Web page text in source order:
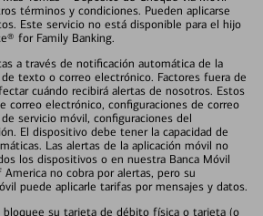
términos y condiciones. Pueden aplicarse
Este servicio no está disponible para el hijo
for Family Banking.
a través de notificación automática de la
texto o correo electrónico. Factores fuera de
cuándo recibirá alertas de nosotros. Estos
correo electrónico, configuraciones de correo
servicio móvil, configuraciones del
El dispositivo debe tener la capacidad de
Las alertas de la aplicación móvil no
los dispositivos o en nuestra Banca Móvil
America no cobra por alertas, pero su
puede aplicarle tarifas por mensajes y datos.
bloquee su tarjeta de débito física o tarjeta (o